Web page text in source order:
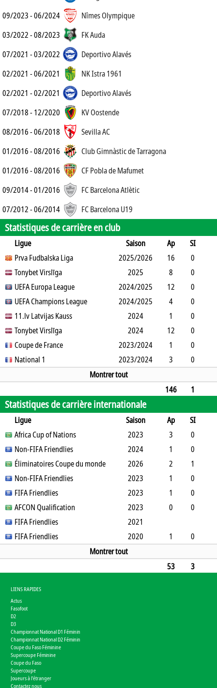
09/2023 - 06/2024
Nîmes Olympique
03/2022 - 08/2023
FK Auda
07/2021 - 03/2022
Deportivo Alavés
02/2021 - 06/2021
NK Istra 1961
02/2021 - 02/2021
Deportivo Alavés
07/2018 - 12/2020
KV Oostende
08/2016 - 06/2018
Sevilla AC
01/2016 - 08/2016
Club Gimnàstic de Tarragona
01/2016 - 08/2016
CF Pobla de Mafumet
09/2014 - 01/2016
FC Barcelona Atlètic
07/2012 - 06/2014
FC Barcelona U19
Statistiques de carrière en club
Ligue Saison Ap
SI
SO
B B 2J CR Min
Prva Fudbalska Liga 2025/2026 16
0
0
1 0 0 1440
Tonybet Virslīga 2025 8
0
0
0 0 0 0 720
UEFA Europa League 2024/2025 12
0
0
0 0 0 0 0 1110
UEFA Champions League 2024/2025 4
0
0
0 0 0 360
11.lv Latvijas Kauss 2024 1
0
0
0 0 0 90
Tonybet Virslīga 2024 12
0
1
1 0 0 0 1076
Coupe de France 2023/2024 1
0
0
0 0 0 90
National 1 2023/2024 3
0
0 0
Montrer tout
146
1
2
134 0 0 9 1 0
Statistiques de carrière internationale
Ligue Saison Ap
SI
SO
B B CR Min
Africa Cup of Nations 2023 3
0
0
1 0 0 270
Non-FIFA Friendlies 2024 1
0
0
0 0 0 0 0 90
Éliminatoires Coupe du monde 2026 2
1
0
1 0 0 99
Non-FIFA Friendlies 2023 1
0
0
0 0 0 90
FIFA Friendlies 2023 1
0
0
1 0 0 90
AFCON Qualification 2023 0
0
0
1 0
FIFA Friendlies
2021
FIFA Friendlies
2020 1
0
0 0
Montrer tout
53
3
LIENS RAPIDES
Actus
Fasofoot
D2
D3
Championnat National D1 Féminin
Championnat National D2 Féminin
Coupe du Faso Féminine
Supercoupe Féminine
Coupe du Faso
Supercoupe
Joueurs à l'étranger
Contactez nous